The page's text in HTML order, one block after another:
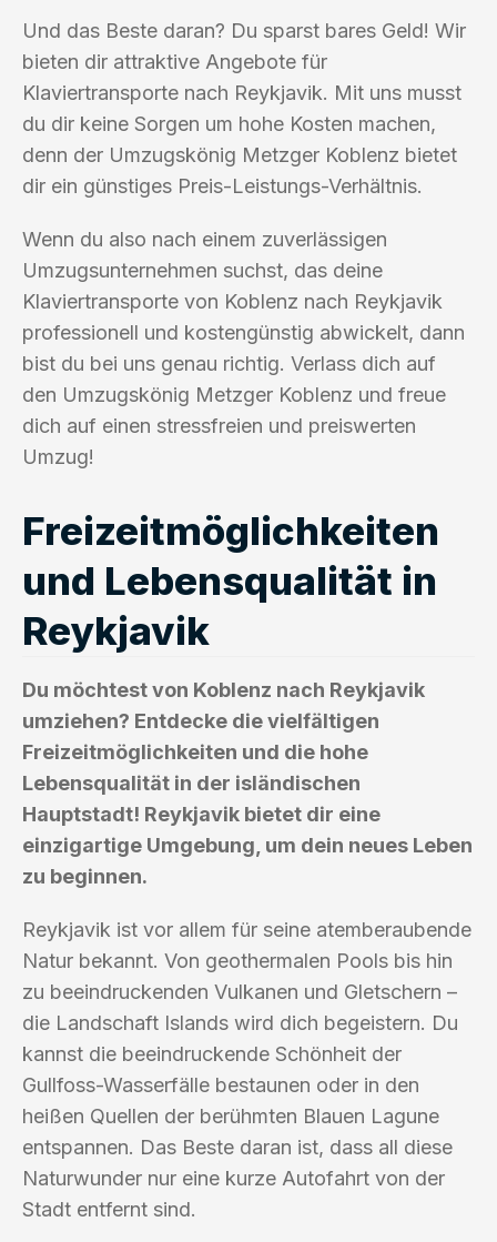
Und das Beste daran? Du sparst bares Geld! Wir
bieten dir attraktive Angebote für
Klaviertransporte nach Reykjavik. Mit uns musst
du dir keine Sorgen um hohe Kosten machen,
denn der Umzugskönig Metzger Koblenz bietet
dir ein günstiges Preis-Leistungs-Verhältnis.
Wenn du also nach einem zuverlässigen
Umzugsunternehmen suchst, das deine
Klaviertransporte von Koblenz nach Reykjavik
professionell und kostengünstig abwickelt, dann
bist du bei uns genau richtig. Verlass dich auf
den Umzugskönig Metzger Koblenz und freue
dich auf einen stressfreien und preiswerten
Umzug!
Freizeitmöglichkeiten
und Lebensqualität in
Reykjavik
Du möchtest von Koblenz nach Reykjavik
umziehen? Entdecke die vielfältigen
Freizeitmöglichkeiten und die hohe
Lebensqualität in der isländischen
Hauptstadt! Reykjavik bietet dir eine
einzigartige Umgebung, um dein neues Leben
zu beginnen.
Reykjavik ist vor allem für seine atemberaubende
Natur bekannt. Von geothermalen Pools bis hin
zu beeindruckenden Vulkanen und Gletschern –
die Landschaft Islands wird dich begeistern. Du
kannst die beeindruckende Schönheit der
Gullfoss-Wasserfälle bestaunen oder in den
heißen Quellen der berühmten Blauen Lagune
entspannen. Das Beste daran ist, dass all diese
Naturwunder nur eine kurze Autofahrt von der
Stadt entfernt sind.